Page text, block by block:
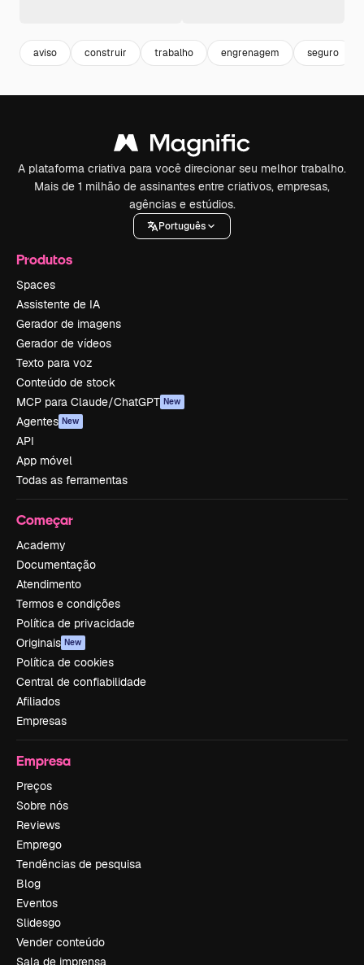
aviso construir trabalho engrenagem seguro
A plataforma criativa para você direcionar seu melhor trabalho.
Mais de 1 milhão de assinantes entre criativos, empresas,
agências e estúdios.
Português
Produtos
Spaces
Assistente de IA
Gerador de imagens
Gerador de vídeos
Texto para voz
Conteúdo de stock
MCP para Claude/ChatGPT New
Agentes New
API
App móvel
Todas as ferramentas
Começar
Academy
Documentação
Atendimento
Termos e condições
Política de privacidade
Originais New
Política de cookies
Central de confiabilidade
Afiliados
Empresas
Empresa
Preços
Sobre nós
Reviews
Emprego
Tendências de pesquisa
Blog
Eventos
Slidesgo
Vender conteúdo
Sala de imprensa